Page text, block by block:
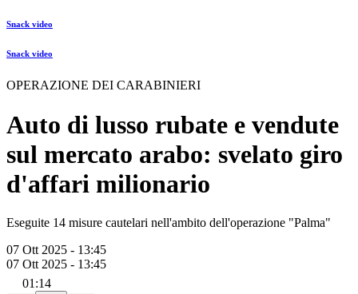
Snack video
Snack video
OPERAZIONE DEI CARABINIERI
Auto di lusso rubate e vendute
sul mercato arabo: svelato giro
d'affari milionario
Eseguite 14 misure cautelari nell'ambito dell'operazione "Palma"
07 Ott 2025 - 13:45
07 Ott 2025 - 13:45
01:14